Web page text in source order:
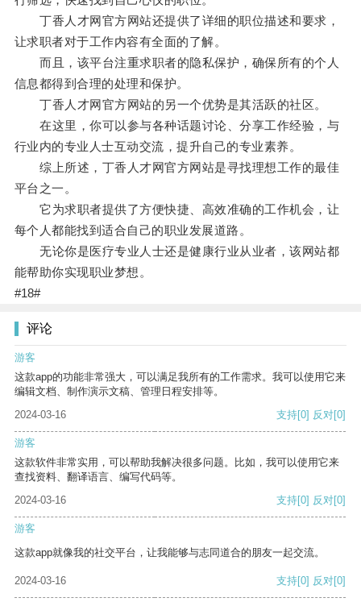
丁香人才网官方网站还提供了详细的职位描述和要求，
让求职者对于工作内容有全面的了解。
而且，该平台注重求职者的隐私保护，确保所有的个人
信息都得到合理的处理和保护。
丁香人才网官方网站的另一个优势是其活跃的社区。
在这里，你可以参与各种话题讨论、分享工作经验，与
行业内的专业人士互动交流，提升自己的专业素养。
综上所述，丁香人才网官方网站是寻找理想工作的最佳
平台之一。
它为求职者提供了方便快捷、高效准确的工作机会，让
每个人都能找到适合自己的职业发展道路。
无论你是医疗专业人士还是健康行业从业者，该网站都
能帮助你实现职业梦想。
#18#
评论
游客
这款app的功能非常强大，可以满足我所有的工作需求。我可以使用它来
编辑文档、制作演示文稿、管理日程安排等。
2024-03-16
支持[0] 反对[0]
游客
这款软件非常实用，可以帮助我解决很多问题。比如，我可以使用它来
查找资料、翻译语言、编写代码等。
2024-03-16
支持[0] 反对[0]
游客
这款app就像我的社交平台，让我能够与志同道合的朋友一起交流。
2024-03-16 支持[0] 反对[0]